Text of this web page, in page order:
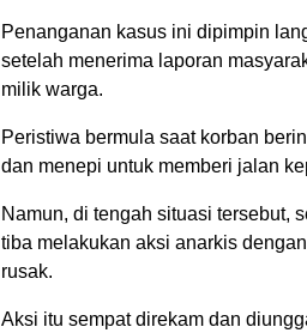
Penanganan kasus ini dipimpin
setelah menerima laporan
milik warga.
Peristiwa bermula saat korban
dan menepi untuk memberi jalan
Namun, di tengah situasi tersebut,
tiba melakukan aksi anarkis
rusak.
Aksi itu sempat direkam dan